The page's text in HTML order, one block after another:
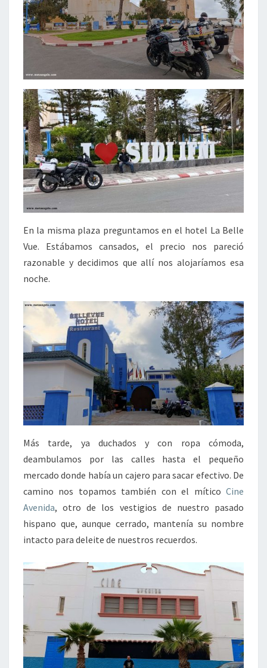
En la misma plaza preguntamos en el hotel La Belle
Vue. Estábamos cansados, el precio nos pareció
razonable y decidimos que allí nos alojaríamos esa
noche.
Más tarde, ya duchados y con ropa cómoda,
deambulamos por las calles hasta el pequeño
mercado donde había un cajero para sacar efectivo. De
camino nos topamos también con el mítico Cine
Avenida, otro de los vestigios de nuestro pasado
hispano que, aunque cerrado, mantenía su nombre
intacto para deleite de nuestros recuerdos.